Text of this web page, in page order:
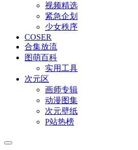
视频精选
紧急企划
少女秩序
COSER
合集放流
图萌百科
实用工具
次元区
画师专辑
动漫图集
次元壁纸
P站热榜